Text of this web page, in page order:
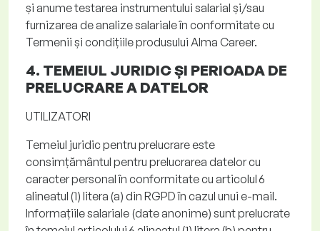
și anume testarea instrumentului salarial și/sau
furnizarea de analize salariale în conformitate cu
Termenii și condițiile produsului Alma Career.
4. TEMEIUL JURIDIC ȘI PERIOADA DE
PRELUCRARE A DATELOR
UTILIZATORI
Temeiul juridic pentru prelucrareeste
consimțământul pentru prelucrarea datelor cu
caracter personal în conformitate cu articolul 6
alineatul (1) litera (a) din RGPD în cazul unui e-mail.
Informațiile salariale (date anonime) sunt prelucrate